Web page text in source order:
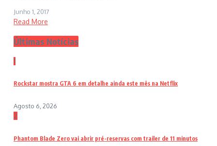
Junho 1, 2017
Read More
Últimas Notícias
1
Rockstar mostra GTA 6 em detalhe ainda este mês na Netflix
Agosto 6, 2026
2
Phantom Blade Zero vai abrir pré-reservas com trailer de 11 minutos